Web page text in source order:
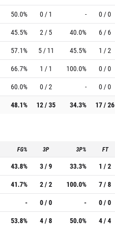
50.0% 0 / 1 - 0 / 0
45.5% 2 / 5 40.0% 6 / 6
57.1% 5 / 11 45.5% 1 / 2
66.7% 1 / 1 100.0% 0 / 0
60.0% 0 / 2 - 0 / 0
48.1% 12 / 35 34.3% 17 / 26
FG% 3P 3P% FT
43.8% 3 / 9 33.3% 1 / 2
41.7% 2 / 2 100.0% 7 / 8
- 0 / 0 - 0 / 0
53.8% 4 / 8 50.0% 4 / 4